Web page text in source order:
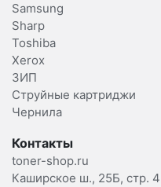
Samsung
Sharp
Toshiba
Xerox
ЗИП
Струйные картриджи
Чернила
Контакты
toner-shop.ru
Каширское ш., 25Б, стр.